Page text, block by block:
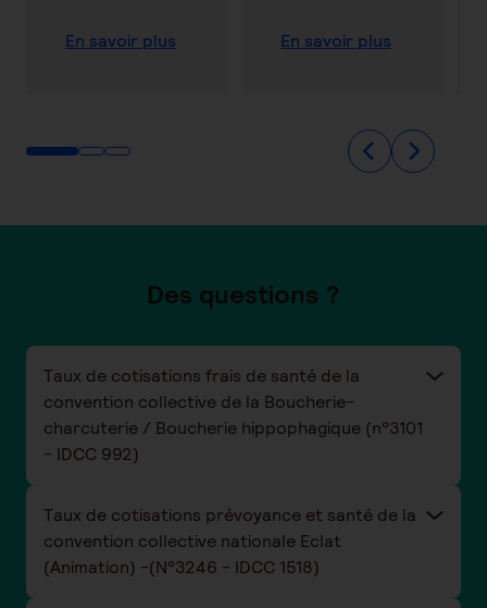
En savoir plus En savoir plus
Des questions ?
Taux de cotisations frais de santé de la
convention collective de la Boucherie-
charcuterie / Boucherie hippophagique (n°3101
- IDCC 992)
Taux de cotisations prévoyance et santé de la
convention collective nationale Eclat
(Animation) -(N°3246 - IDCC 1518)